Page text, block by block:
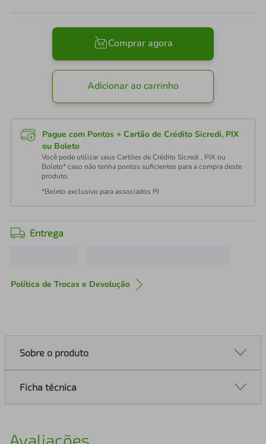
Comprar agora
Adicionar ao carrinho
Pague com Pontos + Cartão de Crédito Sicredi, PIX
ou Boleto
Você pode utilizar seus Cartões de Crédito Sicredi , PIX ou
Boleto* caso não tenha pontos suficientes para a compra deste
produto.
*Boleto exclusivo para associados PJ
Entrega
Política de Trocas e Devolução
Sobre o produto
Ficha técnica
Avaliações